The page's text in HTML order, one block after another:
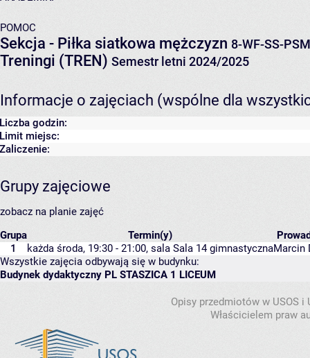
POMOC
Sekcja - Piłka siatkowa mężczyzn 8-WF-SS-PSM
Treningi (TREN) Semestr letni 2024/2025
Informacje o zajęciach (wspólne dla
Liczba godzin:
Limit miejsc:
Zaliczenie:
Grupy zajęciowe
zobacz na planie zajęć
Grupa
Termin(y)
1
każda środa, 19:30 - 21:00, sala Sala 14 gimnastycznaMarcin
Wszystkie zajęcia odbywają się w budynku:
Budynek dydaktyczny PL STASZICA 1 LICEUM
Opisy przedmiotów w USOS
Właścicielem praw